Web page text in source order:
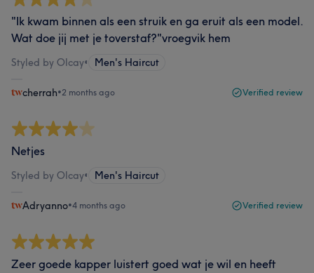
"Ik kwam binnen als een struik en ga eruit als een model.
Wat doe jij met je toverstaf?"vroegvik hem
Styled by Olcay• Men's Haircut
cherrah•2 months ago Verified review
Netjes
Styled by Olcay• Men's Haircut
Adryanno•4 months ago Verified review
Zeer goede kapper luistert goed wat je wil en heeft